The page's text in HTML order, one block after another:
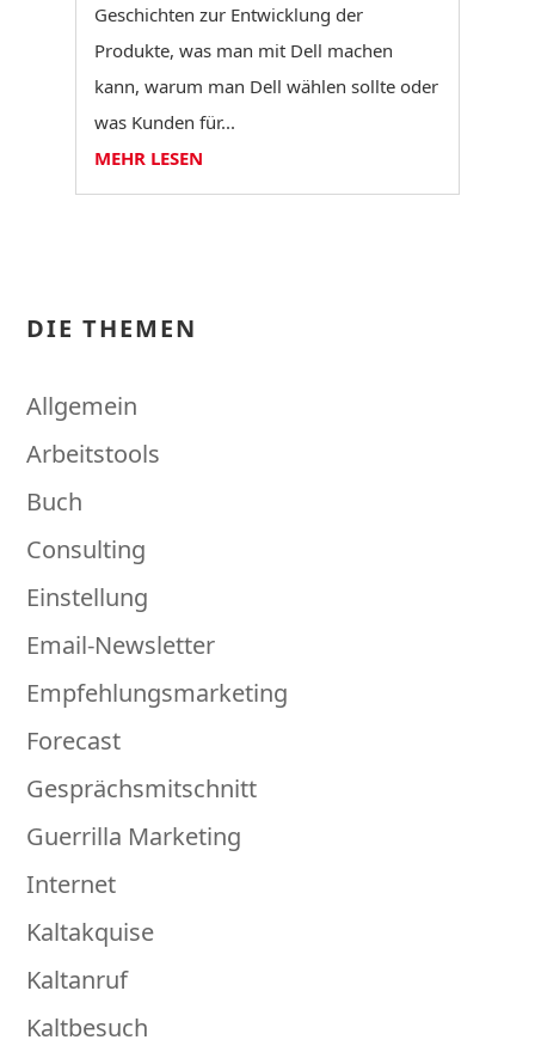
Geschichten zur Entwicklung der
Produkte, was man mit Dell machen
kann, warum man Dell wählen sollte oder
was Kunden für...
MEHR LESEN
DIE THEMEN
Allgemein
Arbeitstools
Buch
Consulting
Einstellung
Email-Newsletter
Empfehlungsmarketing
Forecast
Gesprächsmitschnitt
Guerrilla Marketing
Internet
Kaltakquise
Kaltanruf
Kaltbesuch